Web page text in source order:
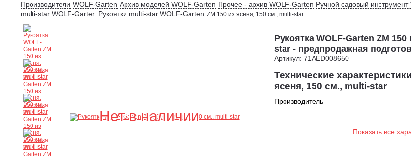
Производители WOLF-Garten Архив моделей WOLF-Garten Прочее - архив WOLF-Garten Ручной садовый
multi-star WOLF-Garten Рукоятки multi-star WOLF-Garten ZM 150 из ясеня, 150 см., multi-star
Нет в наличии
Рукоятка WOLF-Garten ZM
star - предпродажная
Артикул: 71AED008650
Технические
ясеня, 150 см., multi-star
Производитель
Показать все